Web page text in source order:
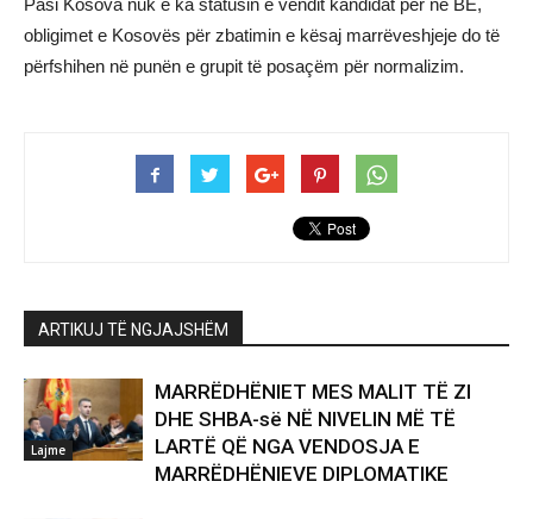
Pasi Kosova nuk e ka statusin e vendit kandidat për në BE,
obligimet e Kosovës për zbatimin e kësaj marrëveshjeje do të
përfshihen në punën e grupit të posaçëm për normalizim.
ARTIKUJ TË NGJAJSHËM
Lajme
MARRËDHËNIET MES MALIT TË ZI
DHE SHBA-së NË NIVELIN MË TË
LARTË QË NGA VENDOSJA E
MARRËDHËNIEVE DIPLOMATIKE